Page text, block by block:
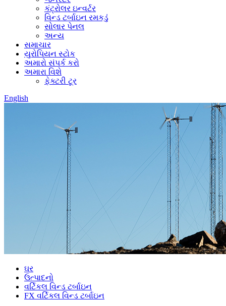
કંટ્રોલર ઇન્વર્ટર
વિન્ડ ટર્બાઇન રમકડું
સોલાર પેનલ
અન્ય
સમાચાર
યુરોપિયન સ્ટોક
અમારો સંપર્ક કરો
અમારા વિશે
ફેક્ટરી ટૂર
English
ઘર
ઉત્પાદનો
વર્ટિકલ વિન્ડ ટર્બાઇન
FX વર્ટિકલ વિન્ડ ટર્બાઇન